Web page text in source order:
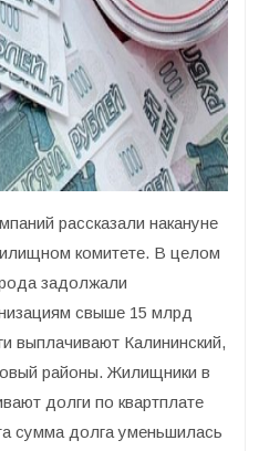
рассказали накануне
комитете. В целом
задолжали
свыше 15 млрд
выплачивают Калининский,
районы. Жилищники в
долги по квартплате
сумма долга уменьшилась